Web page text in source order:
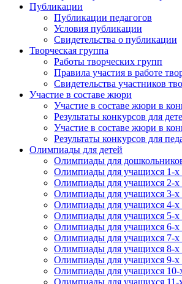
Публикации
Публикации педагогов
Условия публикации
Свидетельства о публикации
Творческая группа
Работы творческих групп
Правила участия в работе
Свидетельства участников
Участие в составе жюри
Участие в составе жюри в
Результаты конкурсов для
Участие в составе жюри в
Результаты конкурсов для
Олимпиады для детей
Олимпиады для
Олимпиады для учащихся 1-х
Олимпиады для учащихся 2-х
Олимпиады для учащихся 3-х
Олимпиады для учащихся 4-х
Олимпиады для учащихся 5-х
Олимпиады для учащихся 6-х
Олимпиады для учащихся 7-х
Олимпиады для учащихся 8-х
Олимпиады для учащихся 9-х
Олимпиады для учащихся 10-
Олимпиады для учащихся 11-